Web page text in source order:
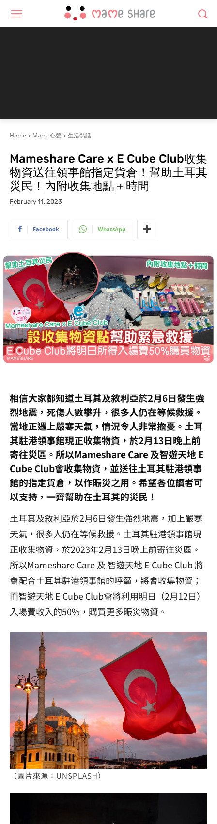
Home Mame心聲 生活熱話
Mameshare Care x E Cube Club收集
物資送往領事館指定貨倉！幫助土耳其
災民！內附收集地點＋時間
February 11, 2023
Facebook WhatsApp
相信大家都知道土耳其及敘利亞於2月6日發生強
烈地震，死傷人數攀升，​​很多人仍在等候救援。
當地正遇上嚴寒天氣，情況令人非常擔憂。土耳
其駐港領事館現正收集物資，於2月13日晚上前
寄往災區。所以Mameshare Care 及智遊天地 E
Cube Club會收集物資，並送往土耳其駐港領事
館的指定貨倉，以作賑災之用。希望各位讀者可
以支持，一齊幫助在土耳其的災民！
土耳其及敘利亞於2月6日發生強烈地震，加上嚴寒
天氣，很多人仍在等候救援。土耳其駐港領事館現
正收集物資，於2023年2月13日晚上前寄往災區。
所以Mameshare Care 及 智遊天地 E Cube Club 將
會配合土耳其駐港領事館的呼籲，將會收集物資；
而智遊天地 E Cube Club會將利用明日（2月12日）
入場費收入的50%，購買更多賑災物資。
（圖片來源：UNSPLASH）